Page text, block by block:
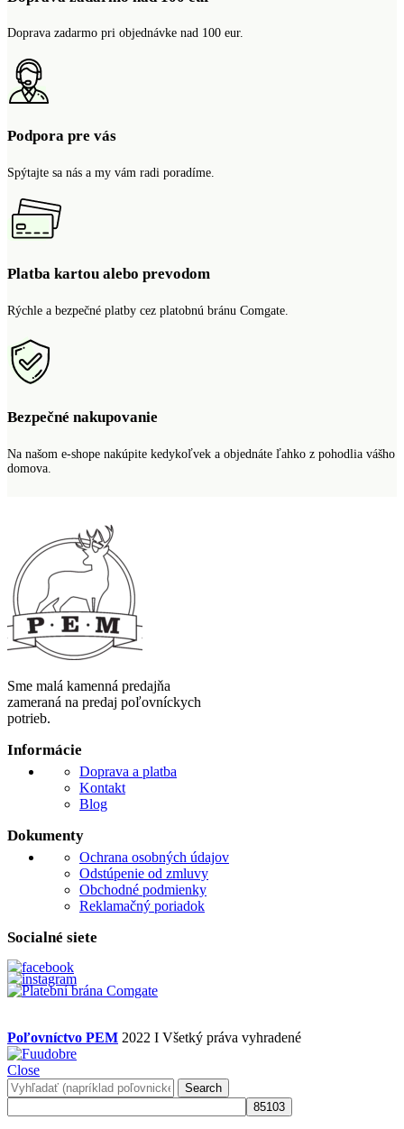
Doprava zadarmo pri objednávke nad 100 eur.
Podpora pre vás
Spýtajte sa nás a my vám radi poradíme.
Platba kartou alebo prevodom
Rýchle a bezpečné platby cez platobnú bránu Comgate.
Bezpečné nakupovanie
Na našom e-shope nakúpite kedykoľvek a objednáte ľahko z pohodlia vášho
domova.
Sme malá kamenná predajňa
zameraná na predaj poľovníckych
potrieb.
Informácie
Doprava a platba
Kontakt
Blog
Dokumenty
Ochrana osobných údajov
Odstúpenie od zmluvy
Obchodné podmienky
Reklamačný poriadok
Socialné siete
Poľovníctvo PEM 2022 I Všetký práva vyhradené
Close
Search